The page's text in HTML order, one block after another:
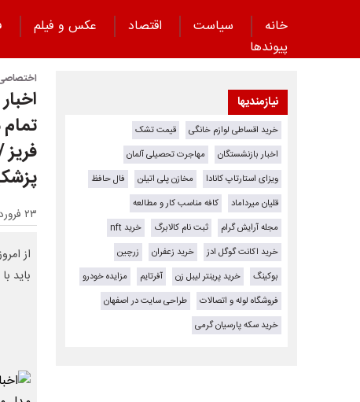
خانه سیاست اقتصاد عکس و فیلم
پیوند‌ها
۲۳ فروردین ۱۴۰۴ - ۱۱:۳۸
از
باید
نیازمندیها
خرید اقساطی لوازم خانگی
قیمت تشک
اخبار بازنشستگان
مهاجرت تحصیلی آلمان
ویزای استارتاپ کانادا
مخازن پلی اتیلن
فال حافظ
قلیان میرداماد
کافه مناسب کار و مطالعه
مجله آرایش گرام
ثبت نام کالابرگ
خرید nft
خرید اکانت گوگل ادز
خرید زعفران
زرچین
بوکینگ
خرید پرینتر لیبل زن آفرتایم
مزایده خودرو
فروشگاه لوله و اتصالات
طراحی سایت در اصفهان
خرید سکه پارسیان گرمی